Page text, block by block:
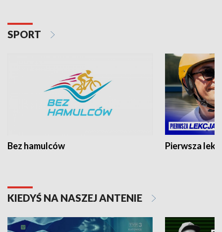
SPORT
Bez hamulców Pierwsza
KIEDYŚ NA NASZEJ ANTENIE